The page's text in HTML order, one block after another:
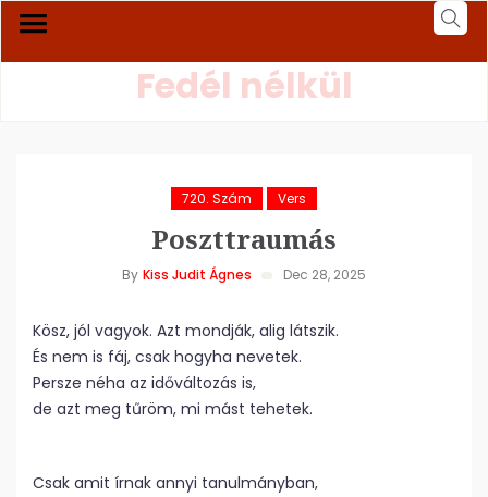
Fedél nélkül
720. Szám Vers
Poszttraumás
By Kiss Judit Ágnes Dec 28, 2025
Kösz, jól vagyok. Azt mondják, alig látszik.
És nem is fáj, csak hogyha nevetek.
Persze néha az időváltozás is,
de azt meg tűröm, mi mást tehetek.
Csak amit írnak annyi tanulmányban,